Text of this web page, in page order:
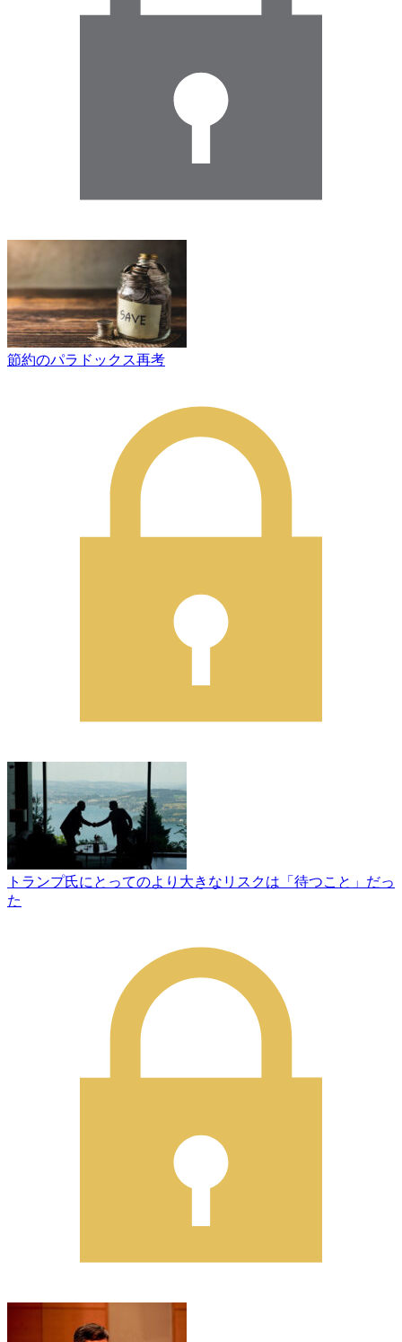
節約のパラドックス再考
トランプ氏にとってのより大きなリスクは「待つこと」だっ
た